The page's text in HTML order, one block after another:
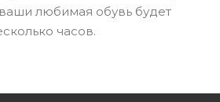
любимая обувь будет
часов.